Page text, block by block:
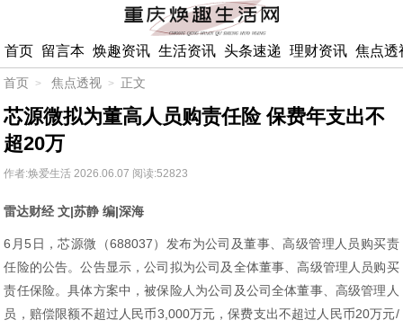
首页 留言本 焕趣资讯 生活资讯 头条速递 理财资讯 焦点透
首页 焦点透视 正文
芯源微拟为董高人员购责任险 保费年支出不
超20万
作者:焕爱生活 2026.06.07 阅读:52823
雷达财经 文|苏静 编|深海
6月5日，芯源微（688037）发布为公司及董事、高级管理人员购买责
任险的公告。公告显示，公司拟为公司及全体董事、高级管理人员购买
责任保险。具体方案中，被保险人为公司及公司全体董事、高级管理人
员，赔偿限额不超过人民币3,000万元，保费支出不超过人民币20万元/